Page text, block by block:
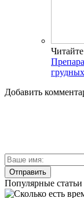
Добавить
Популярные статьи